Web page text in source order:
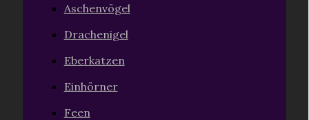
Aschenvögel
Drachenigel
Eberkatzen
Einhörner
Feen